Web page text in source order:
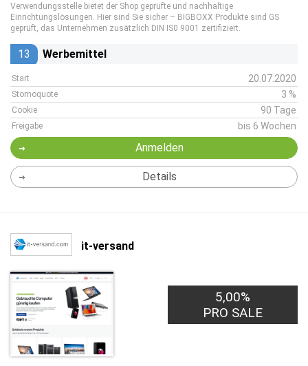
Verwendungsstelle bietet der Shop geprüfte und nachhaltige
Einrichtungslösungen. Hier sind Sie sicher – BIGBOXX Produkte sind GS
geprüft, das Unternehmen zusätzlich DIN IS0 9001 zertifiziert.
13 Werbemittel
Start 20.07.2020
Stornoquote 3 %
Cookie 90 Tage
Freigabe bis 6 Wochen
Anmelden
Details
it-versand
5,00%
PRO SALE